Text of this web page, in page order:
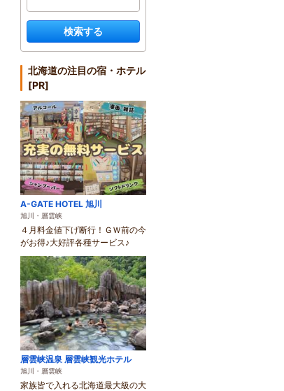
検索する
北海道の注目の宿・ホテル
[PR]
A-GATE HOTEL 旭川
旭川・層雲峡
４月料金値下げ断行！ＧＷ前の今
がお得♪大好評各種サービス♪
層雲峡温泉 層雲峡観光ホテル
旭川・層雲峡
家族皆で入れる北海道最大級の大